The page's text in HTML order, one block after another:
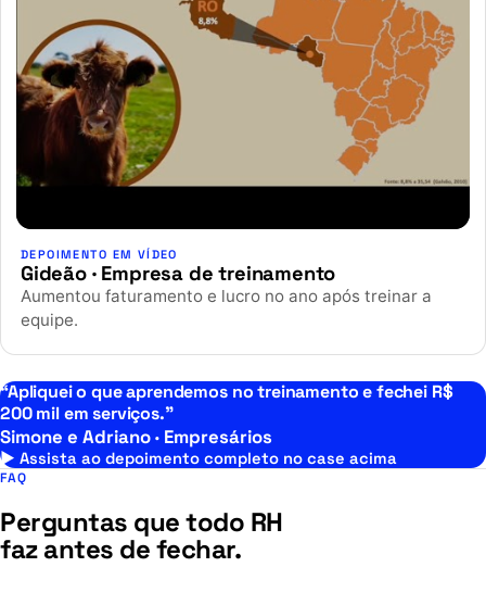
DEPOIMENTO EM VÍDEO
Gideão · Empresa de treinamento
Aumentou faturamento e lucro no ano após treinar a
equipe.
“Apliquei o que aprendemos no treinamento e fechei R$
200 mil em serviços.”
Simone e Adriano · Empresários
▶ Assista ao depoimento completo no case acima
FAQ
Perguntas que todo RH
faz antes de fechar.